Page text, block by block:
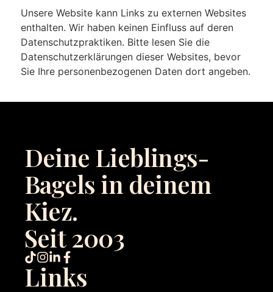
Unsere Website kann Links zu externen Websites
enthalten. Wir haben keinen Einfluss auf deren
Datenschutzpraktiken. Bitte lesen Sie die
Datenschutzerklärungen dieser Websites, bevor
Sie Ihre personenbezogenen Daten dort angeben.
Deine Lieblings-
Bagels in deinem
Kiez.
Seit 2003
Links